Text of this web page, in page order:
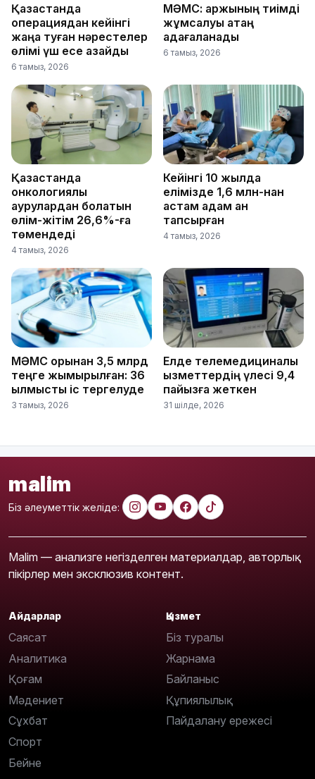
Қазақстанда
операциядан кейінгі
жаңа туған нәрестелер
өлімі үш есе азайды
6 тамыз, 2026
МӘМС: қаржының тиімді
жұмсалуы қатаң
қадағаланады
6 тамыз, 2026
Қазақстанда
онкологиялық
аурулардан болатын
өлім-жітім 26,6%-ға
төмендеді
4 тамыз, 2026
Кейінгі 10 жылда
елімізде 1,6 млн-нан
астам адам қан
тапсырған
4 тамыз, 2026
МӘМС қорынан 3,5 млрд
теңге жымқырылған: 36
қылмыстық іс тергелуде
3 тамыз, 2026
Елде телемедициналық
қызметтердің үлесі 9,4
пайызға жеткен
31 шілде, 2026
malim
Біз әлеуметтік желіде:
Malim — анализге негізделген материалдар, авторлық
пікірлер мен эксклюзив контент.
Айдарлар
Саясат
Аналитика
Қоғам
Мәдениет
Сұхбат
Спорт
Бейне
Қызмет
Біз туралы
Жарнама
Байланыс
Құпиялылық
Пайдалану ережесі